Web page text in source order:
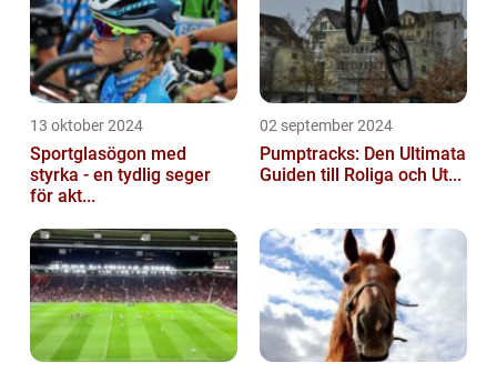
13 oktober 2024
Sportglasögon med
styrka - en tydlig seger
för akt...
02 september 2024
Pumptracks: Den Ultimata
Guiden till Roliga och Ut...